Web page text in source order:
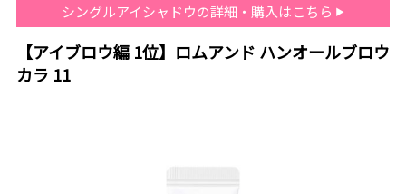
シングルアイシャドウの詳細・購入はこちら
【アイブロウ編 1位】ロムアンド ハンオールブロウ
カラ 11